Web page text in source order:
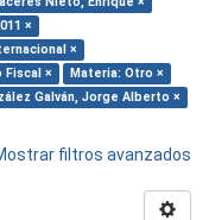
×
×
Fiscal ×
Materia: Otro ×
Galván, Jorge Alberto ×
filtros avanzados